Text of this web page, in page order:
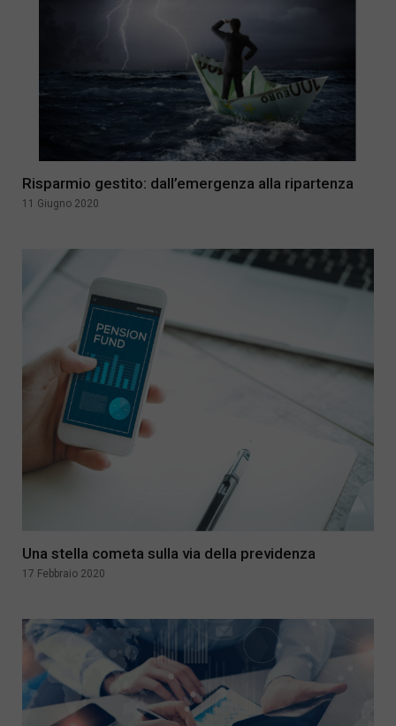
Risparmio gestito: dall’emergenza alla ripartenza
11 Giugno 2020
Una stella cometa sulla via della previdenza
17 Febbraio 2020